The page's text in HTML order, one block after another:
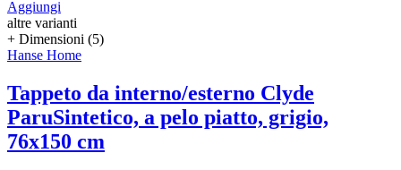
Aggiungi
altre varianti
+ Dimensioni (5)
Hanse Home
Tappeto da interno/esterno Clyde
ParuSintetico, a pelo piatto, grigio,
76x150 cm